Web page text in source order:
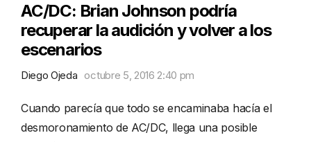
AC/DC: Brian Johnson podría
recuperar la audición y volver a los
escenarios
Diego Ojeda octubre 5, 2016 2:40 pm
Cuando parecía que todo se encaminaba hacía el
desmoronamiento de AC/DC, llega una posible